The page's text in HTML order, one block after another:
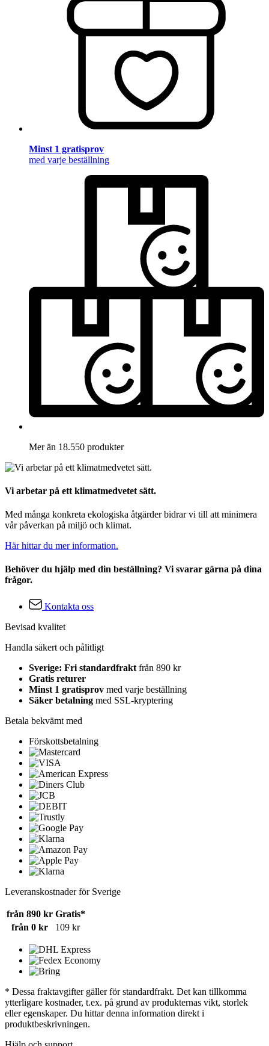
Minst 1 gratisprov
med varje beställning
Mer än 18.550 produkter
Vi arbetar på ett klimatmedvetet sätt.
Med många konkreta ekologiska åtgärder bidrar vi till att minimera
vår påverkan på miljö och klimat.
Här hittar du mer information.
Behöver du hjälp med din beställning? Vi svarar gärna på dina
frågor.
Kontakta oss
Bevisad kvalitet
Handla säkert och pålitligt
Sverige: Fri standardfrakt från 890 kr
Gratis returer
Minst 1 gratisprov med varje beställning
Säker betalning med SSL-kryptering
Betala bekvämt med
Förskottsbetalning
Leveranskostnader för Sverige
från 890 kr Gratis*
från 0 kr
109 kr
* Dessa fraktavgifter gäller för standardfrakt. Det kan tillkomma
ytterligare kostnader, t.ex. på grund av produkternas vikt, storlek
eller egenskaper. Du hittar denna information direkt i
produktbeskrivningen.